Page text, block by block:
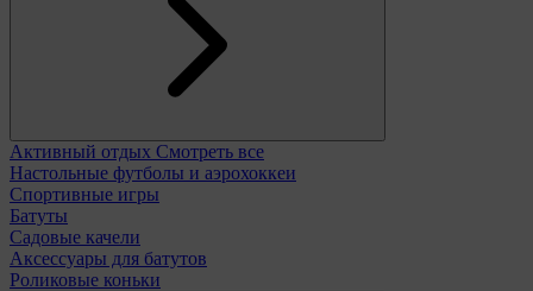
Активный отдых Смотреть все
Настольные футболы и аэрохоккеи
Спортивные игры
Батуты
Садовые качели
Аксессуары для батутов
Роликовые коньки